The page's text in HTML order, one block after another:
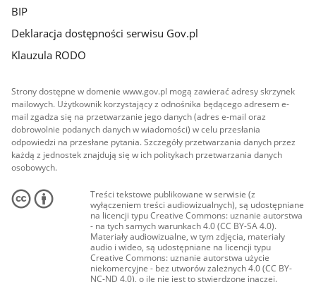
BIP
Deklaracja dostępności serwisu Gov.pl
Klauzula RODO
Strony dostępne w domenie www.gov.pl mogą zawierać adresy skrzynek
mailowych. Użytkownik korzystający z odnośnika będącego adresem e-
mail zgadza się na przetwarzanie jego danych (adres e-mail oraz
dobrowolnie podanych danych w wiadomości) w celu przesłania
odpowiedzi na przesłane pytania. Szczegóły przetwarzania danych przez
każdą z jednostek znajdują się w ich politykach przetwarzania danych
osobowych.
Treści tekstowe publikowane w serwisie (z
wyłączeniem treści audiowizualnych), są udostępniane
na licencji typu Creative Commons: uznanie autorstwa
- na tych samych warunkach 4.0 (CC BY-SA 4.0).
Materiały audiowizualne, w tym zdjęcia, materiały
audio i wideo, są udostępniane na licencji typu
Creative Commons: uznanie autorstwa użycie
niekomercyjne - bez utworów zależnych 4.0 (CC BY-
NC-ND 4.0), o ile nie jest to stwierdzone inaczej.